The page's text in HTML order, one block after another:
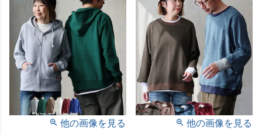
他の画像を見る 他の画像を見る